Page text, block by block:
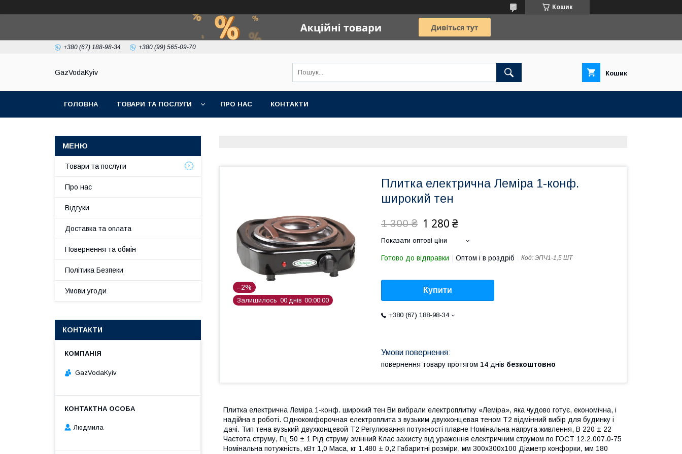
Кошик
+380 (67) 188-98-34 +380 (99) 565-09-70
GazVodaKyiv Кошик
ГОЛОВНА ТОВАРИ ТА ПОСЛУГИ ПРО НАС КОНТАКТИ
–2%
Залишилось 00 днів 00 00 00
Плитка електрична Леміра 1-конф.
широкий тен
1 300 ₴ 1 280 ₴
Показати оптові ціни
Готово до відправки Оптом і в роздріб Код: ЭПЧ1-1,5 ШТ
Купити
+380 (67) 188-98-34
повернення товару протягом 14 днів безкоштовно
Плитка електрична Леміра 1-конф. широкий тен Ви вибрали електроплитку «Леміра», яка чудово готує, економічна, і
надійна в роботі. Однокомфорочная електроплита з вузьким двухконцевая теном Т2 відмінний вибір для будинку і
дачі. Тип тена вузький двухконцевой Т2 Регулювання потужності плавне Номінальна напруга живлення, В 220 ± 22
Частота струму, Гц 50 ± 1 Рід струму змінний Клас захисту від ураження електричним струмом по ГОСТ 12.2.007.0-75
Номінальна потужність, кВт 1,0 Маса, кг 1.480 ± 0,2 Габаритні розміри, мм 300х300х100 Діаметр конфорки, мм 180
Товари та послуги
Про нас
Відгуки
Доставка та оплата
Повернення та обмін
Політика Безпеки
Умови угоди
КОНТАКТИ
GazVodaKyiv
Людмила